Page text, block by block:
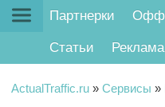
Партнерки
Статьи Реклама
ActualTraffic.ru » Сервисы »